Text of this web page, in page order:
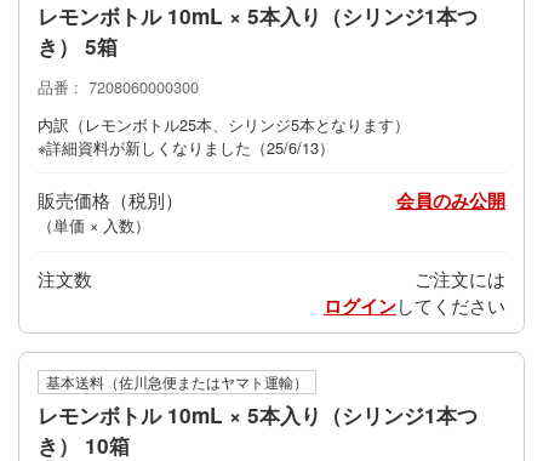
レモンボトル 10mL × 5本入り（シリンジ1本つ
き） 5箱
品番
7208060000300
内訳（レモンボトル25本、シリンジ5本となります）
※詳細資料が新しくなりました（25/6/13）
販売価格
（単価 × 入数）
会員のみ公開
注文数 ご注文には
ログインしてください
基本送料（佐川急便またはヤマト運輸）
レモンボトル 10mL × 5本入り（シリンジ1本つ
き） 10箱